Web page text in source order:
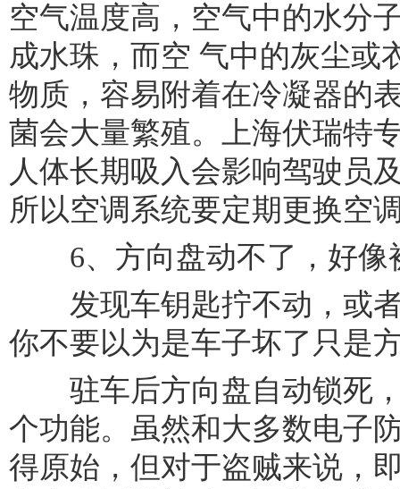
空气温度高，空气中的水分
成水珠，而空 气中的灰尘或
物质，容易附着在冷凝器的
菌会大量繁殖。上海伏瑞特
人体长期吸入会影响驾驶员
所以空调系统要定期更换空
6、方向盘动不了，好像
发现车钥匙拧不动，或者
你不要以为是车子坏了只是
驻车后方向盘自动锁死，
个功能。虽然和大多数电子
得原始，但对于盗贼来说，